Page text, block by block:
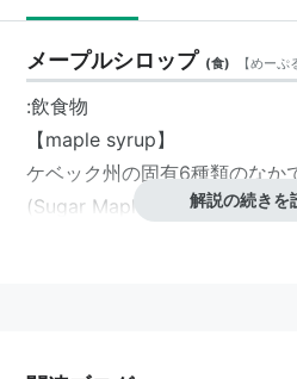
メープルシロップ (食) 【めーぷ
:飲食物
【maple syrup】
ケベック州の固有6種類のなか
(Sugar Maple ［acer
のホットケーキにかけるこげ茶
解説の続きを